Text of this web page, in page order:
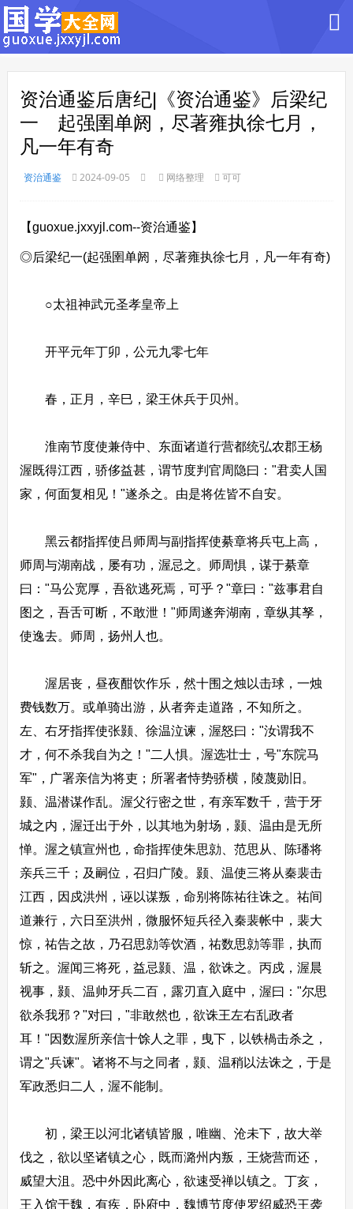
资治通鉴后唐纪|《资治通鉴》后梁纪
一 起强圉单阏，尽著雍执徐七月，
凡一年有奇
资治通鉴 2024-09-05 网络整理 可可
【guoxue.jxxyjl.com--资治通鉴】
◎后梁纪一(起强圉单阏，尽著雍执徐七月，凡一年有奇)
○太祖神武元圣孝皇帝上
开平元年丁卯，公元九零七年
春，正月，辛巳，梁王休兵于贝州。
淮南节度使兼侍中、东面诸道行营都统弘农郡王杨
渥既得江西，骄侈益甚，谓节度判官周隐曰："君卖人国
家，何面复相见！"遂杀之。由是将佐皆不自安。
黑云都指挥使吕师周与副指挥使綦章将兵屯上高，
师周与湖南战，屡有功，渥忌之。师周惧，谋于綦章
曰："马公宽厚，吾欲逃死焉，可乎？"章曰："兹事君自
图之，吾舌可断，不敢泄！"师周遂奔湖南，章纵其孥，
使逸去。师周，扬州人也。
渥居丧，昼夜酣饮作乐，然十围之烛以击球，一烛
费钱数万。或单骑出游，从者奔走道路，不知所之。
左、右牙指挥使张颢、徐温泣谏，渥怒曰："汝谓我不
才，何不杀我自为之！"二人惧。渥选壮士，号"东院马
军"，广署亲信为将吏；所署者恃势骄横，陵蔑勋旧。
颢、温潜谋作乱。渥父行密之世，有亲军数千，营于牙
城之内，渥迁出于外，以其地为射场，颢、温由是无所
惮。渥之镇宣州也，命指挥使朱思勍、范思从、陈璠将
亲兵三千；及嗣位，召归广陵。颢、温使三将从秦裴击
江西，因戍洪州，诬以谋叛，命别将陈祐往诛之。祐间
道兼行，六日至洪州，微服怀短兵径入秦裴帐中，裴大
惊，祐告之故，乃召思勍等饮酒，祐数思勍等罪，执而
斩之。渥闻三将死，益忌颢、温，欲诛之。丙戍，渥晨
视事，颢、温帅牙兵二百，露刃直入庭中，渥曰："尔思
欲杀我邪？"对曰，"非敢然也，欲诛王左右乱政者
耳！"因数渥所亲信十馀人之罪，曳下，以铁楇击杀之，
谓之"兵谏"。诸将不与之同者，颢、温稍以法诛之，于是
军政悉归二人，渥不能制。
初，梁王以河北诸镇皆服，唯幽、沧未下，故大举
伐之，欲以坚诸镇之心，既而潞州内叛，王烧营而还，
威望大沮。恐中外因此离心，欲速受禅以镇之。丁亥，
王入馆于魏，有疾，卧府中，魏博节度使罗绍威恐王袭